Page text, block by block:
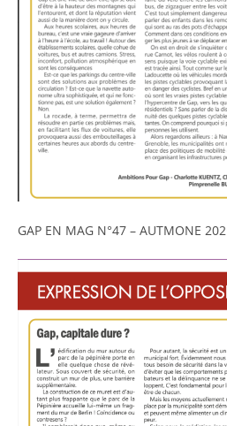
GAP EN MAG N°47 – AUTMONE